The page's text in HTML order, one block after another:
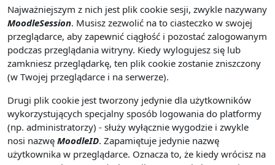
Najważniejszym z nich jest plik cookie sesji, zwykle nazywany
MoodleSession. Musisz zezwolić na to ciasteczko w swojej
przeglądarce, aby zapewnić ciągłość i pozostać zalogowanym
podczas przeglądania witryny. Kiedy wylogujesz się lub
zamkniesz przeglądarkę, ten plik cookie zostanie zniszczony
(w Twojej przeglądarce i na serwerze).
Drugi plik cookie jest tworzony jedynie dla użytkowników
wykorzystujących specjalny sposób logowania do platformy
(np. administratorzy) - służy wyłącznie wygodzie i zwykle
nosi nazwę MoodleID. Zapamiętuje jedynie nazwę
użytkownika w przeglądarce. Oznacza to, że kiedy wrócisz na